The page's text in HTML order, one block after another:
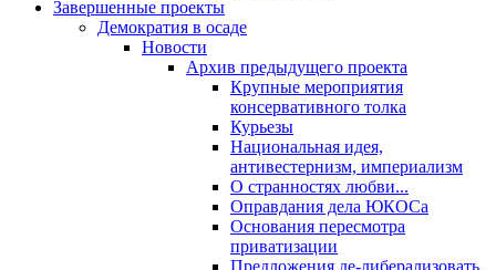
Завершенные проекты
Демократия в осаде
Новости
Архив предыдущего проекта
Крупные мероприятия
консервативного толка
Курьезы
Национальная идея,
антивестернизм, империализм
О странностях любви...
Оправдания дела ЮКОСа
Основания пересмотра
приватизации